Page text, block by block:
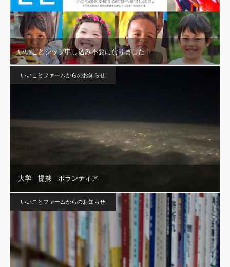
いいことシップ申し込み不要になりました！
いいことファームからのお知らせ
大学 提携 ボランティア
いいことファームからのお知らせ